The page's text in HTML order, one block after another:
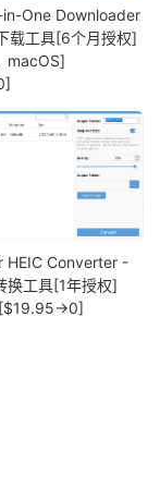
One Downloader
载工具[6个月授权]
macOS]
HEIC Converter -
换工具[1年授权]